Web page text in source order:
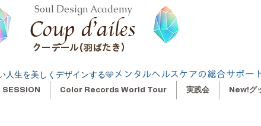
Soul Design Academy
クーデール(羽ばたき）
人生を美しくデザインする🩵 メンタルヘルスケアの総合サポー
SESSION Color Records World Tour 実践会 New!グ